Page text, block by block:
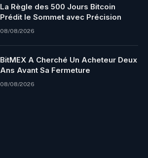
La Règle des 500 Jours Bitcoin
Prédit le Sommet avec Précision
08/08/2026
BitMEX A Cherché Un Acheteur Deux
Ans Avant Sa Fermeture
08/08/2026